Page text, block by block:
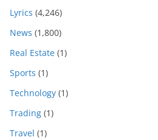
Lyrics (4,246)
News (1,800)
Real Estate (1)
Sports (1)
Technology (1)
Trading (1)
Travel (1)